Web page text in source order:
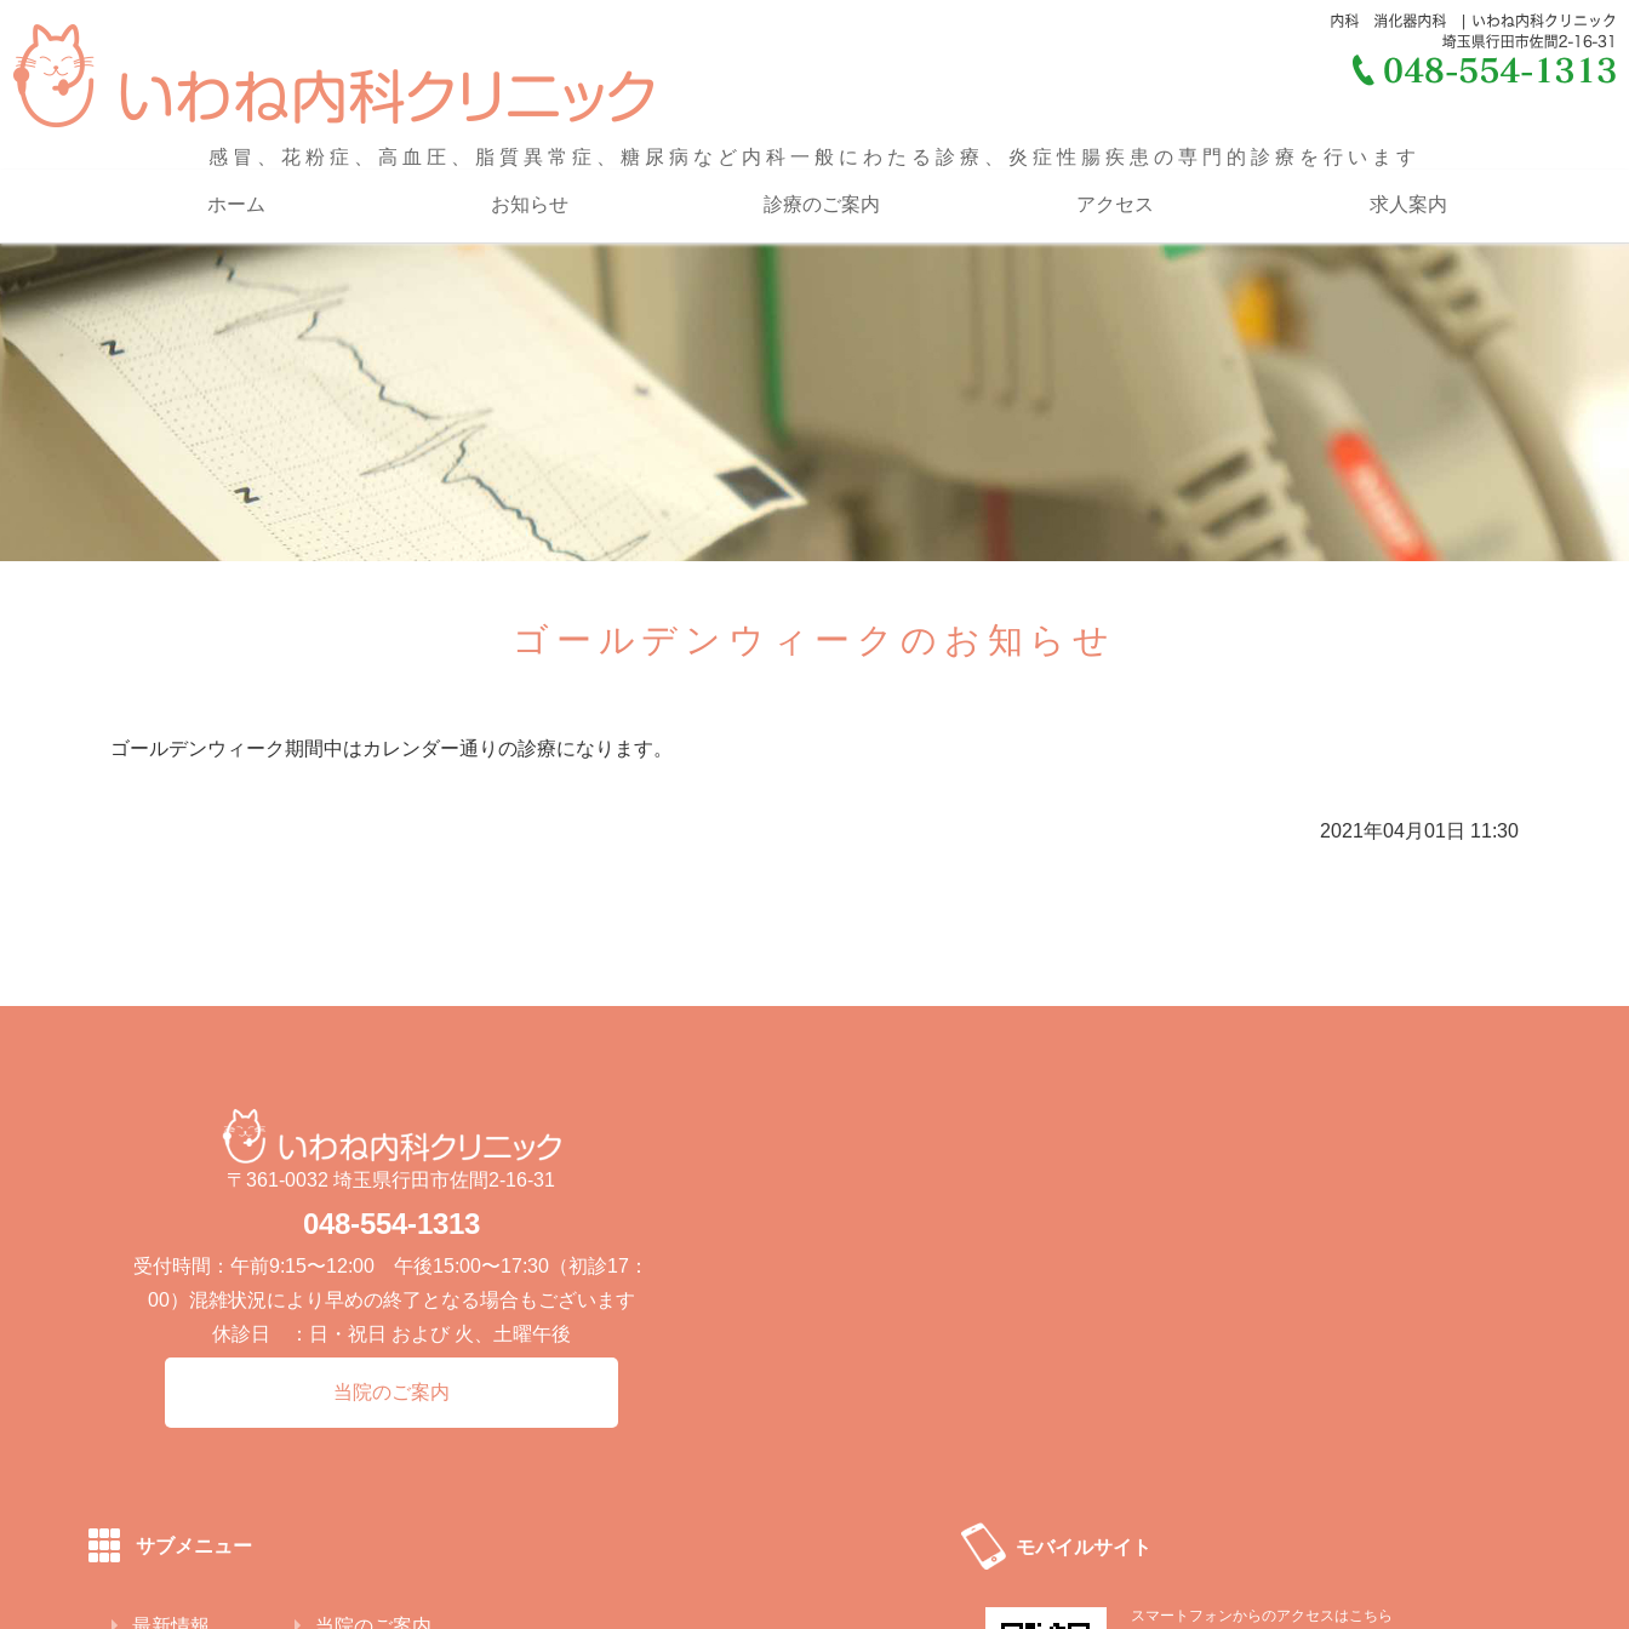
埼玉県行田市にある胃カメラ、大腸内視鏡検査の
感冒、花粉症、高血圧、脂質異常症、糖尿病など内科一般にわたる診療、炎症性腸疾患の専門的診療を行います
ホーム お知らせ 診療のご案内 アクセス 求人案内
ゴールデンウィークのお知らせ
ゴールデンウィーク期間中はカレンダー通りの診療になります。
2021年04月01日 11:30
〒361-0032 埼玉県行田市佐間2-16-31
048-554-1313
受付時間：午前9:15〜12:00 午後15:00〜17:30（初診17：
00）混雑状況により早めの終了となる場合もございます
休診日 ：日・祝日 および 火、土曜午後
当院のご案内
サブメニュー モバイルサイト
スマートフォンからのアクセスはこちら